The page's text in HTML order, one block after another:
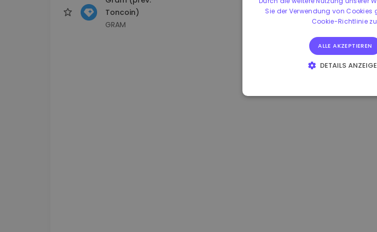
Toncoin)
GRAM
1.160000 € -3.00%
Sie der Verwendung von Cookies
Cookie-Richtlinie
ALLE AKZEPTIEREN
DETAILS